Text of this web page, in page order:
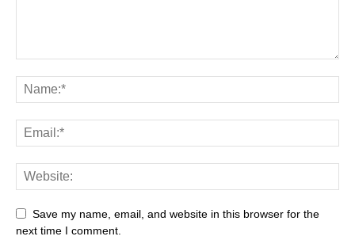
Save my name, email, and website in this browser for the
next time I comment.